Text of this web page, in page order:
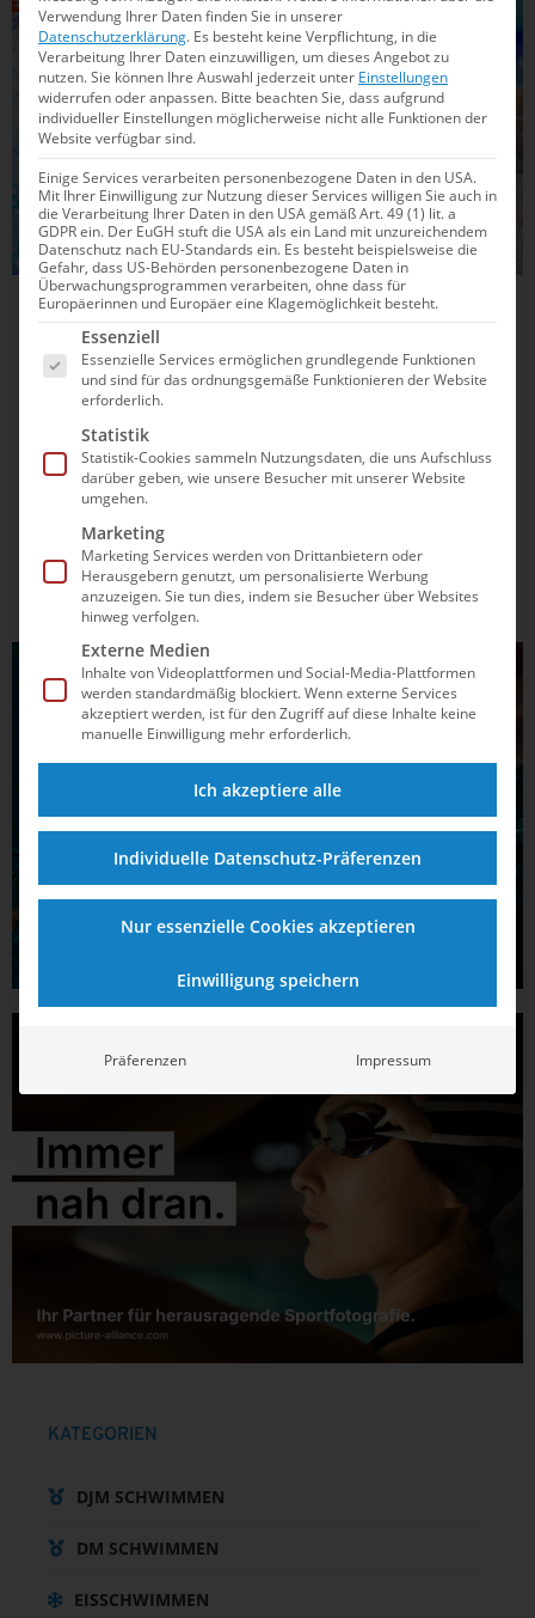
20.09.2023 15:12
Wie viel Perfektionismus ist im Sport zu
viel?
Wie viel Perfektionismus ist im Sport gesund? Er kann
antreiben, aber auch zur Belastung werden. Erfahre, wie du
ein gesundes Leistungsstreben entwickelst und woran du
ungesunden Perfektionismus erkennst – für bessere
sportliche Leistungen und mehr Zufriedenheit.
KATEGORIEN
DJM SCHWIMMEN
DM SCHWIMMEN
EISSCHWIMMEN
Verwendung Ihrer Daten finden Sie in unserer
Datenschutzerklärung. Es besteht keine Verpflichtung, in die
Verarbeitung Ihrer Daten einzuwilligen, um dieses Angebot zu
nutzen.Sie können Ihre Auswahl jederzeit unter Einstellungen
widerrufen oder anpassen. Bitte beachten Sie, dass aufgrund
individueller Einstellungen möglicherweise nicht alle Funktionen der
Website verfügbar sind.
Einige Services verarbeiten personenbezogene Daten in den USA.
Mit Ihrer Einwilligung zur Nutzung dieser Services willigen Sie auch in
die Verarbeitung Ihrer Daten in den USA gemäß Art. 49 (1) lit. a
GDPR ein. Der EuGH stuft die USA als ein Land mit unzureichendem
Datenschutz nach EU-Standards ein. Es besteht beispielsweise die
Gefahr, dass US-Behörden personenbezogene Daten in
Überwachungsprogrammen verarbeiten, ohne dass für
Europäerinnen und Europäer eine Klagemöglichkeit besteht.
Es folgt eine Liste der Service-Gruppen, für die
Essenziell
Essenzielle Services ermöglichen grundlegende Funktionen
und sind für das ordnungsgemäße Funktionieren der Website
erforderlich.
Statistik
Statistik-Cookies sammeln Nutzungsdaten, die uns Aufschluss
darüber geben, wie unsere Besucher mit unserer Website
umgehen.
Marketing
Marketing Services werden von Drittanbietern oder
Herausgebern genutzt, um personalisierte Werbung
anzuzeigen. Sie tun dies, indem sie Besucher über Websites
hinweg verfolgen.
Externe Medien
Inhalte von Videoplattformen und Social-Media-Plattformen
werden standardmäßig blockiert. Wenn externe Services
akzeptiert werden, ist für den Zugriff auf diese Inhalte keine
manuelle Einwilligung mehr erforderlich.
Ich akzeptiere alle
Individuelle Datenschutz-Präferenzen
Nur essenzielle Cookies akzeptieren
Einwilligung speichern
Präferenzen Impressum